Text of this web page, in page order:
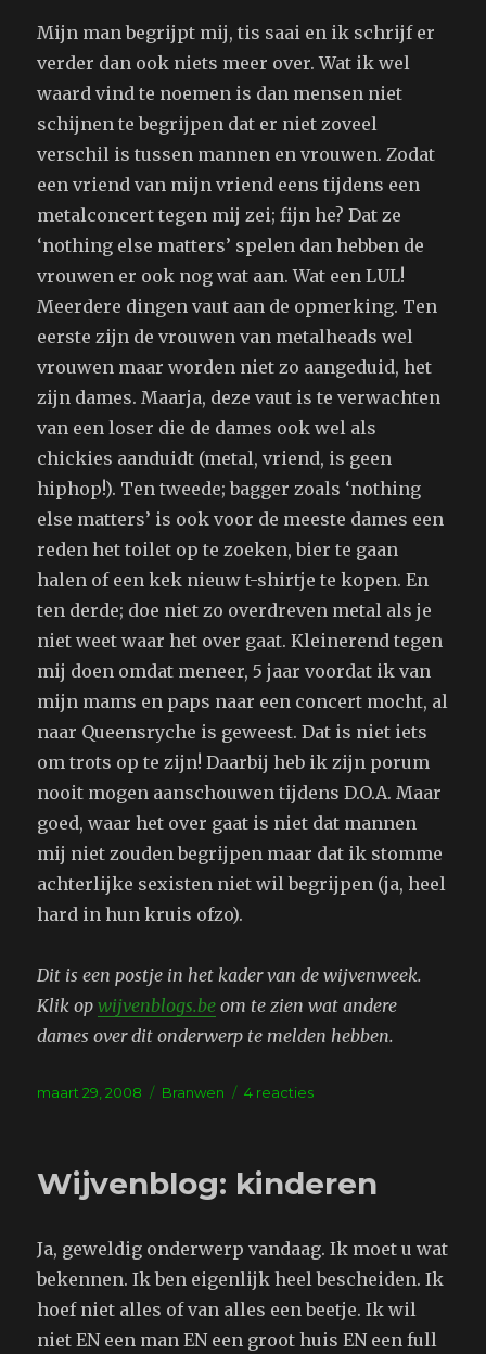
Mijn man begrijpt mij, tis saai en ik schrijf er
verder dan ook niets meer over. Wat ik wel
waard vind te noemen is dan mensen niet
schijnen te begrijpen dat er niet zoveel
verschil is tussen mannen en vrouwen. Zodat
een vriend van mijn vriend eens tijdens een
metalconcert tegen mij zei; fijn he? Dat ze
‘nothing else matters’ spelen dan hebben de
vrouwen er ook nog wat aan. Wat een LUL!
Meerdere dingen vaut aan de opmerking. Ten
eerste zijn de vrouwen van metalheads wel
vrouwen maar worden niet zo aangeduid, het
zijn dames. Maarja, deze vaut is te verwachten
van een loser die de dames ook wel als
chickies aanduidt (metal, vriend, is geen
hiphop!). Ten tweede; bagger zoals ‘nothing
else matters’ is ook voor de meeste dames een
reden het toilet op te zoeken, bier te gaan
halen of een kek nieuw t-shirtje te kopen. En
ten derde; doe niet zo overdreven metal als je
niet weet waar het over gaat. Kleinerend tegen
mij doen omdat meneer, 5 jaar voordat ik van
mijn mams en paps naar een concert mocht, al
naar Queensryche is geweest. Dat is niet iets
om trots op te zijn! Daarbij heb ik zijn porum
nooit mogen aanschouwen tijdens D.O.A. Maar
goed, waar het over gaat is niet dat mannen
mij niet zouden begrijpen maar dat ik stomme
achterlijke sexisten niet wil begrijpen (ja, heel
hard in hun kruis ofzo).
Dit is een postje in het kader van de wijvenweek.
Klik opwijvenblogs.be om te zien wat andere
dames over dit onderwerp te melden hebben.
Geplaatst
maart 29, 2008 Tags
Branwen 4 reactiesop
het
Wijvenblog: kinderen
Ja, geweldig onderwerp vandaag. Ik moet u wat
bekennen. Ik ben eigenlijk heel bescheiden. Ik
hoef niet alles of van alles een beetje. Ik wil
niet EN een man EN een groot huis EN een full